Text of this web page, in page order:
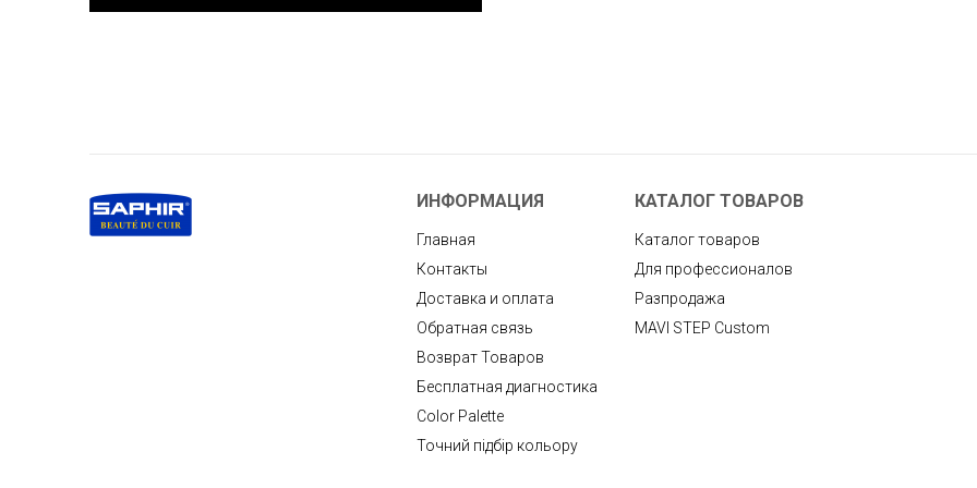
ИНФОРМАЦИЯ
Главная
Контакты
Доставка и оплата
Обратная связь
Возврат Товаров
Бесплатная диагностика
Color Palette
Точний підбір кольору
КАТАЛОГ ТОВАРОВ
Каталог товаров
Для профессионалов
Разпродажа
MAVI STEP Custom